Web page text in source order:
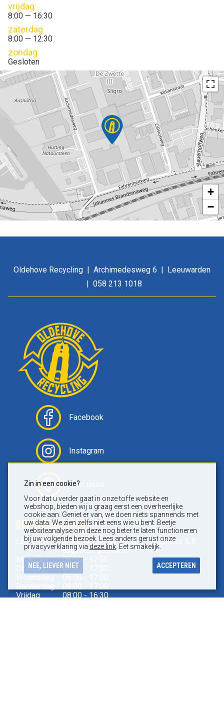
vrijdag
8:00 — 16:30
zaterdag
8:00 — 12:30
zondag
Gesloten
+
−
Oldehove Recycling Archimedesweg 6
Leeuwarden
058 213 1018
Facebook
Instagram
Plan route
OPENINGSTIJDEN
LET OP!
Zaterdag 18 juli, 25 juli, 1 augustus & 8
augustus gesloten!
Maandag
08:00 - 17:00
Dinsdag
08:00 - 17:00
Vrijdag
08:00 - 16:30
Zin in een cookie?
Voor dat u verder gaat in onze toffe website en
webshop, bieden wij u graag eerst een overheerlijke
cookie aan. Geniet er van, we doen niets spannends met
uw data. We zien zelfs niet eens wie u bent. Beetje
websiteanalyse om deze nog beter te laten functioneren
bij uw volgende bezoek. Lees anders gerust onze
privacyverklaring via deze link . Eet smakelijk.
NEE, LIEVER NIET ACCEPTEREN